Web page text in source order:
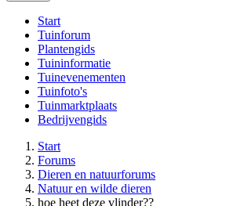
Start
Tuinforum
Plantengids
Tuininformatie
Tuinevenementen
Tuinfoto's
Tuinmarktplaats
Bedrijvengids
Start
Forums
Dieren en natuurforums
Natuur en wilde dieren
hoe heet deze vlinder??